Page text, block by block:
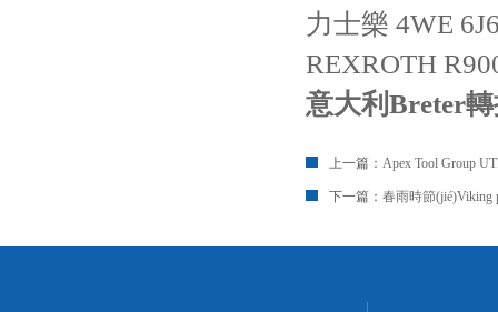
力士樂 4WE
REXROTH
意大利Breter
上一篇： Apex Tool Group
下一篇： 春雨時節(jié)Viking